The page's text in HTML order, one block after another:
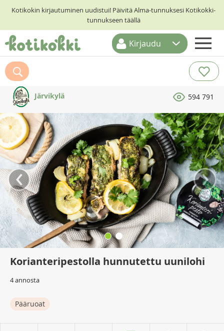
Kotikokin kirjautuminen uudistui! Päivitä Alma-tunnuksesi Kotikokki-
tunnukseen täällä
ETUSIVU
RESEPTIHAKU
RUOKATEEMAT
KESKUSTELUT
KOTIKOKIT
Kirjaudu
Järvikylä 594 791
‹ ›
Korianteripestolla hunnutettu uunilohi
4 annosta
Pääruoat